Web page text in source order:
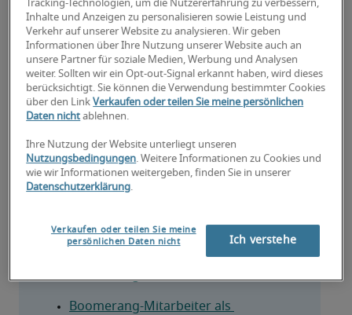
Fallstricke dabei zu beachten sind.
Zurück zum alten
Arbeitgeber?
Frühere Konflikte auflösen
verstehen
Gründe, warum Mitarbeiter zu
Boomerang-Mitarbeiter als
Tracking-Technologien, um die Nutzererfahrung zu verbessern,
Inhalte und Anzeigen zu personalisieren sowie Leistung und
Verkehr auf unserer Website zu analysieren. Wir geben
Informationen über Ihre Nutzung unserer Website auch an
unsere Partner für soziale Medien, Werbung und Analysen
weiter. Sollten wir ein Opt-out-Signal erkannt haben, wird dieses
berücksichtigt. Sie können die Verwendung bestimmter Cookies
über den LinkVerkaufen oder teilen Sie meine persönlichen
Daten nicht ablehnen.
Ihre Nutzung der Website unterliegt unseren
Nutzungsbedingungen. Weitere Informationen zu Cookies und
wie wir Informationen weitergeben, finden Sie in unserer
Datenschutzerklärung.
Verkaufen oder teilen Sie meine
persönlichen Daten nicht
Ich verstehe